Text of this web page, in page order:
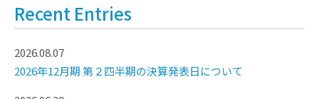
Recent Entries
2026.08.07
2026年12月期 第２四半期の決算発表日について